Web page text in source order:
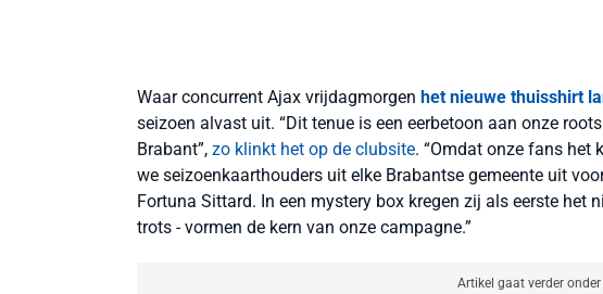
Waar concurrent Ajax vrijdagmorgen het nieuwe thuisshirt
seizoen alvast uit. “Dit tenue is een eerbetoon aan onze
Brabant”, zo klinkt het op de clubsite. “Omdat onze fans het
we seizoenkaarthouders uit elke Brabantse gemeente uit
Fortuna Sittard. In een mystery box kregen zij als eerste het
trots - vormen de kern van onze campagne.”
Artikel gaat verder